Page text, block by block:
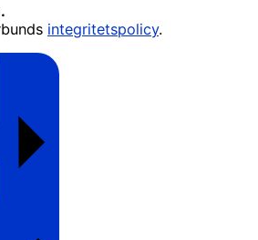
integritetspolicy.